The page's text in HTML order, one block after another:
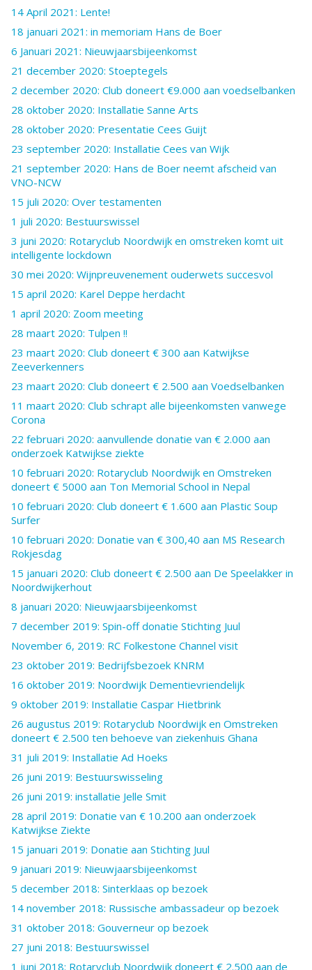
14 April 2021: Lente!
18 januari 2021: in memoriam Hans de Boer
6 Januari 2021: Nieuwjaarsbijeenkomst
21 december 2020: Stoeptegels
2 december 2020: Club doneert €9.000 aan voedselbanken
28 oktober 2020: Installatie Sanne Arts
28 oktober 2020: Presentatie Cees Guijt
23 september 2020: Installatie Cees van Wijk
21 september 2020: Hans de Boer neemt afscheid van
VNO-NCW
15 juli 2020: Over testamenten
1 juli 2020: Bestuurswissel
3 juni 2020: Rotaryclub Noordwijk en omstreken komt uit
intelligente lockdown
30 mei 2020: Wijnpreuvenement ouderwets succesvol
15 april 2020: Karel Deppe herdacht
1 april 2020: Zoom meeting
28 maart 2020: Tulpen !!
23 maart 2020: Club doneert € 300 aan Katwijkse
Zeeverkenners
23 maart 2020: Club doneert € 2.500 aan Voedselbanken
11 maart 2020: Club schrapt alle bijeenkomsten vanwege
Corona
22 februari 2020: aanvullende donatie van € 2.000 aan
onderzoek Katwijkse ziekte
10 februari 2020: Rotaryclub Noordwijk en Omstreken
doneert € 5000 aan Ton Memorial School in Nepal
10 februari 2020: Club doneert € 1.600 aan Plastic Soup
Surfer
10 februari 2020: Donatie van € 300,40 aan MS Research
Rokjesdag
15 januari 2020: Club doneert € 2.500 aan De Speelakker in
Noordwijkerhout
8 januari 2020: Nieuwjaarsbijeenkomst
7 december 2019: Spin-off donatie Stichting Juul
November 6, 2019: RC Folkestone Channel visit
23 oktober 2019: Bedrijfsbezoek KNRM
16 oktober 2019: Noordwijk Dementievriendelijk
9 oktober 2019: Installatie Caspar Hietbrink
26 augustus 2019: Rotaryclub Noordwijk en Omstreken
doneert € 2.500 ten behoeve van ziekenhuis Ghana
31 juli 2019: Installatie Ad Hoeks
26 juni 2019: Bestuurswisseling
26 juni 2019: installatie Jelle Smit
28 april 2019: Donatie van € 10.200 aan onderzoek
Katwijkse Ziekte
15 januari 2019: Donatie aan Stichting Juul
9 januari 2019: Nieuwjaarsbijeenkomst
5 december 2018: Sinterklaas op bezoek
14 november 2018: Russische ambassadeur op bezoek
31 oktober 2018: Gouverneur op bezoek
27 juni 2018: Bestuurswissel
1 juni 2018: Rotaryclub Noordwijk doneert € 2.500 aan de